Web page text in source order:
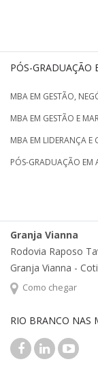
PÓS-GRADUAÇÃO
MBA EM GESTÃO,
MBA EM GESTÃO E
MBA EM LIDERANÇA E
PÓS-GRADUAÇÃO EM
Granja Vianna
Rodovia Raposo
Granja Vianna -
Como chegar
RIO BRANCO NAS